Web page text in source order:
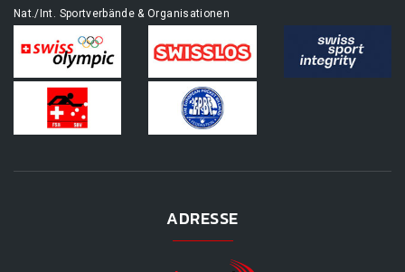
Nat./Int. Sportverbände & Organisationen
ADRESSE